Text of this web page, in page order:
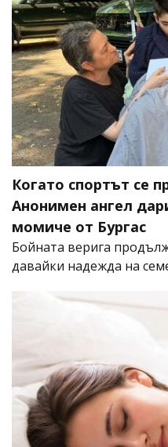
Когато спортът се
Анонимен ангел
момиче от Бургас
Бойната верига
давайки надежда на